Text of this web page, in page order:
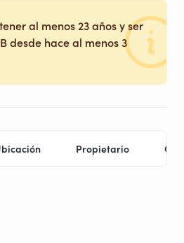
al menos 23 años y ser
desde hace al menos 3
Propietario